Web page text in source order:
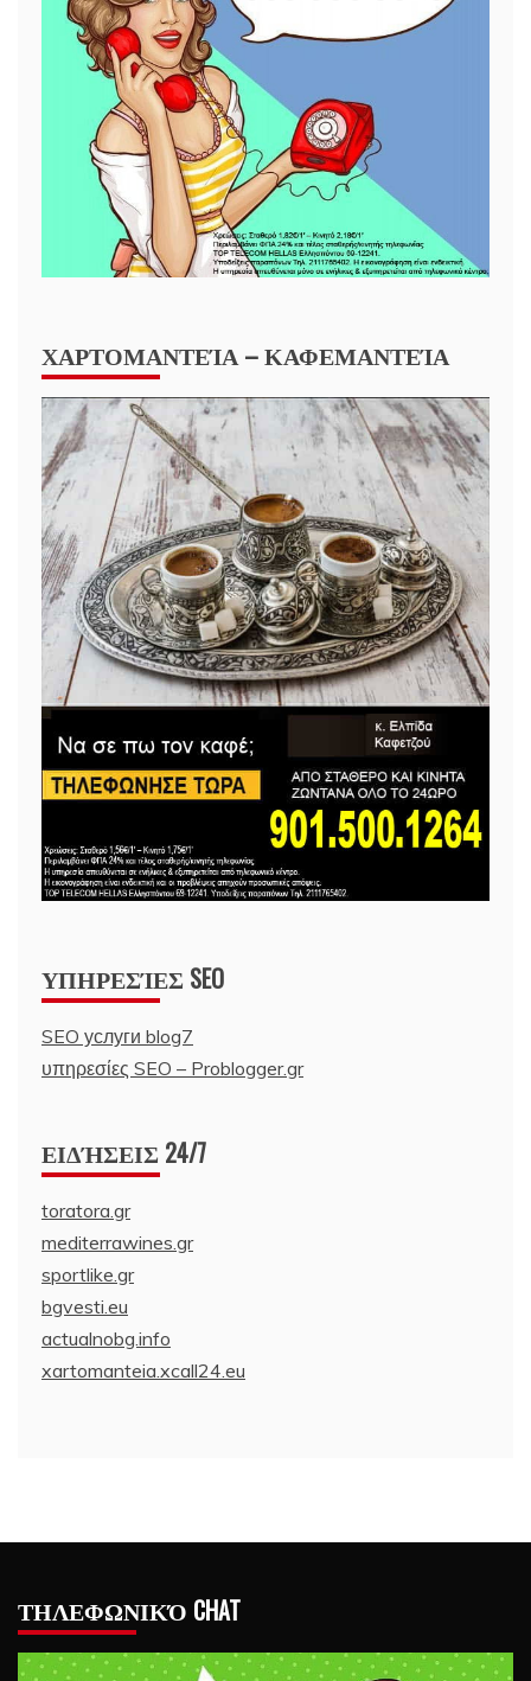
ΧΑΡΤΟΜΑΝΤΕΊΑ – ΚΑΦΕΜΑΝΤΕΊΑ
ΥΠΗΡΕΣΊΕΣ SEO
SEO услуги blog7
υπηρεσίες SEO – Problogger.gr
ΕΙΔΉΣΕΙΣ 24/7
toratora.gr
mediterrawines.gr
sportlike.gr
bgvesti.eu
actualnobg.info
xartomanteia.xcall24.eu
ΤΗΛΕΦΩΝΙΚΌ CHAT